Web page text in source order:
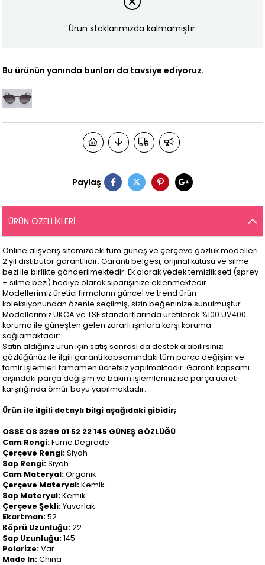
Ürün stoklarımızda kalmamıştır.
Bu ürünün yanında bunları da tavsiye ediyoruz.
Paylaş
ÜRÜN ÖZELLIKLERI
Online alışveriş sitemizdeki tüm güneş ve çerçeve gözlük modelleri
2 yıl distibütör garantilidir. Garanti belgesi, orijinal kutusu ve silme
bezi ile birlikte gönderilmektedir. Ek olarak yedek temizlik seti (sprey
+ silme bezi) hediye olarak siparişinize eklenmektedir.
Modellerimiz üretici firmaların güncel ve trend ürün
koleksiyonundan özenle seçilmiş, sizin beğeninize sunulmuştur.
Modellerimiz UKCA ve TSE standartlarında üretilerek %100 UV400
koruma ile güneşten gelen zararlı ışınlara karşı koruma
sağlamaktadır:
Satın aldığınız ürün için satış sonrası da destek alabilirsiniz;
gözlüğünüz ile ilgili garanti kapsamındaki tüm parça değişim ve
tamir işlemleri tamamen ücretsiz yapılmaktadır. Garanti kapsamı
dışındaki parça değişim ve bakım işlemleriniz ise parça ücreti
karşılığında ömür boyu yapılmaktadır.
Ürün ile ilgili detaylı bilgi aşağıdaki gibidir;
OSSE OS 3299 01 52 22 145 GÜNEŞ GÖZLÜĞÜ
Cam Rengi:Füme Degrade
Çerçeve Rengi:Siyah
Sap Rengi:Siyah
Cam Materyal:Organik
Çerçeve Materyal:Kemik
Sap Materyal:Kemik
Çerçeve Şekli:Yuvarlak
Ekartman:52
Köprü Uzunluğu:22
Sap Uzunluğu:145
Polarize:Var
Made In:China